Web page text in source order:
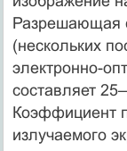
Разрешающая
(нескольких
электронно-
составляет
Коэффициент
излучаемого